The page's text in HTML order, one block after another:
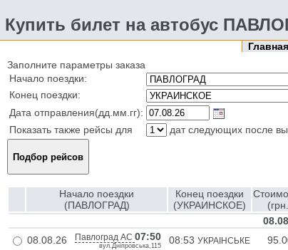
Купить билет на автобус
Главная
Заполните параметры заказа
Начало поездки:
Конец поездки:
Дата отправления(дд.мм.гг):
Показать также рейсы для
дат следующих после
Начало поездки
(ПАВЛОГРАД)
Конец поездки
(УКРАИНСКОЕ)
08.08.26
Павлоград АС 07:50
вул.Дніпровська,115 08:53 УКРАIНСЬКЕ